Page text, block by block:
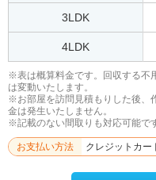
3LDK
4LDK
※表は概算料金です。回収する不
は変動いたします。
※お部屋を訪問見積もりした後、
金は発生いたしません。
※記載のない間取りも対応可能で
お支払い方法 クレジットカー